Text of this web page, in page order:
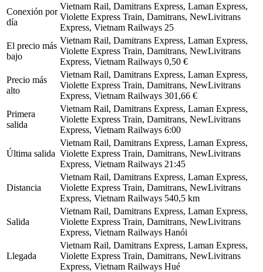
Conexión por
día
Vietnam Rail, Damitrans Express, Laman Express,
Violette Express Train, Damitrans, NewLivitrans
Express, Vietnam Railways 25
El precio más
bajo
Vietnam Rail, Damitrans Express, Laman Express,
Violette Express Train, Damitrans, NewLivitrans
Express, Vietnam Railways 0,50 €
Precio más
alto
Vietnam Rail, Damitrans Express, Laman Express,
Violette Express Train, Damitrans, NewLivitrans
Express, Vietnam Railways 301,66 €
Primera
salida
Vietnam Rail, Damitrans Express, Laman Express,
Violette Express Train, Damitrans, NewLivitrans
Express, Vietnam Railways 6:00
Última salida
Vietnam Rail, Damitrans Express, Laman Express,
Violette Express Train, Damitrans, NewLivitrans
Express, Vietnam Railways 21:45
Distancia
Vietnam Rail, Damitrans Express, Laman Express,
Violette Express Train, Damitrans, NewLivitrans
Express, Vietnam Railways 540,5 km
Salida
Vietnam Rail, Damitrans Express, Laman Express,
Violette Express Train, Damitrans, NewLivitrans
Express, Vietnam Railways Hanói
Llegada
Vietnam Rail, Damitrans Express, Laman Express,
Violette Express Train, Damitrans, NewLivitrans
Express, Vietnam Railways Hué